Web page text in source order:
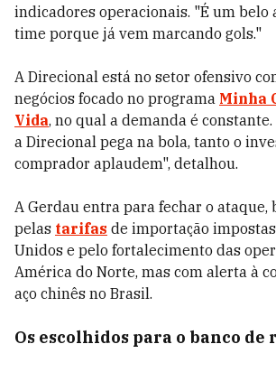
indicadores operacionais. "É um belo
time porque já vem marcando gols."
A Direcional está no setor ofensivo
negócios focado no programa Minha
Vida, no qual a demanda é
a Direcional pega na bola, tanto o
comprador aplaudem", detalhou.
A Gerdau entra para fechar o ataque,
pelas tarifas de importação
Unidos e pelo fortalecimento das
América do Norte, mas com alerta à
aço chinês no Brasil.
Os escolhidos para o banco de